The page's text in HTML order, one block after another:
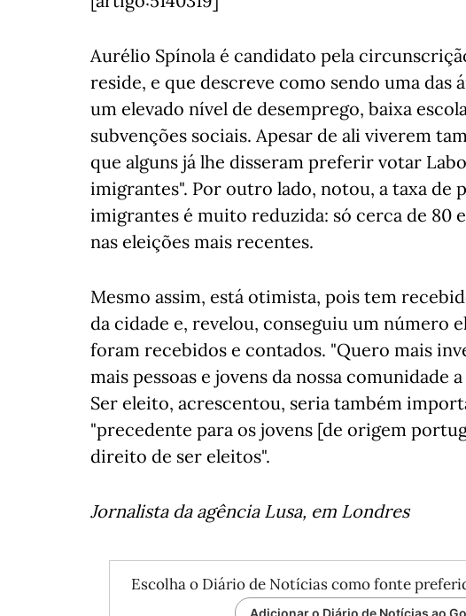
Aurélio Spínola é candidato pela
reside, e que descreve como sendo uma das
um elevado nível de desemprego, baixa
subvenções sociais. Apesar de ali viverem
que alguns já lhe disseram preferir votar
imigrantes". Por outro lado, notou, a taxa de
imigrantes é muito reduzida: só cerca de 80
nas eleições mais recentes.
Mesmo assim, está otimista, pois tem
da cidade e, revelou, conseguiu um número
foram recebidos e contados. "Quero mais
mais pessoas e jovens da nossa comunidade
Ser eleito, acrescentou, seria também
"precedente para os jovens [de origem
direito de ser eleitos".
Jornalista da agência Lusa, em Londres
Escolha o Diário de Notícias como fonte
Adicionar o Diário de Notícias ao